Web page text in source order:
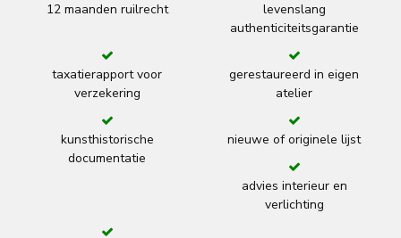
12 maanden ruilrecht
levenslang
authenticiteitsgarantie
taxatierapport voor
verzekering
gerestaureerd in eigen
atelier
kunsthistorische
documentatie
nieuwe of originele lijst
advies interieur en
verlichting